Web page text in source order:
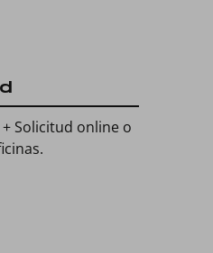
Solicitud online o